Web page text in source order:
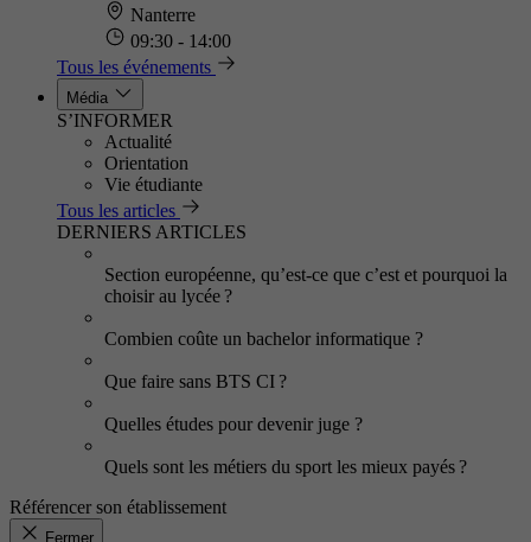
Nanterre
09:30 - 14:00
Tous les événements
Média
S’INFORMER
Actualité
Orientation
Vie étudiante
Tous les articles
DERNIERS ARTICLES
Section européenne, qu’est-ce que c’est et pourquoi la
choisir au lycée ?
Combien coûte un bachelor informatique ?
Que faire sans BTS CI ?
Quelles études pour devenir juge ?
Quels sont les métiers du sport les mieux payés ?
Référencer son établissement
Fermer